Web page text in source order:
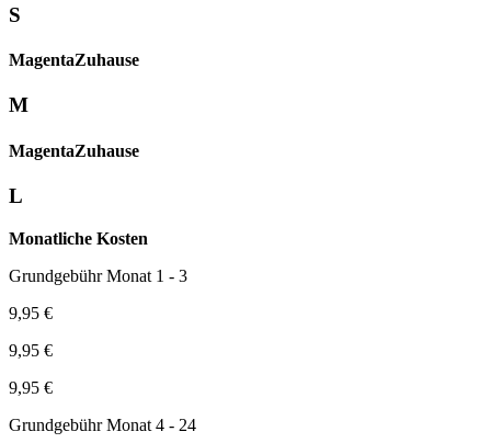
S
Magenta­Zuhause
M
Magenta­Zuhause
L
Monatliche Kosten
Grundgebühr Monat 1 - 3
9,95 €
9,95 €
9,95 €
Grundgebühr Monat 4 - 24